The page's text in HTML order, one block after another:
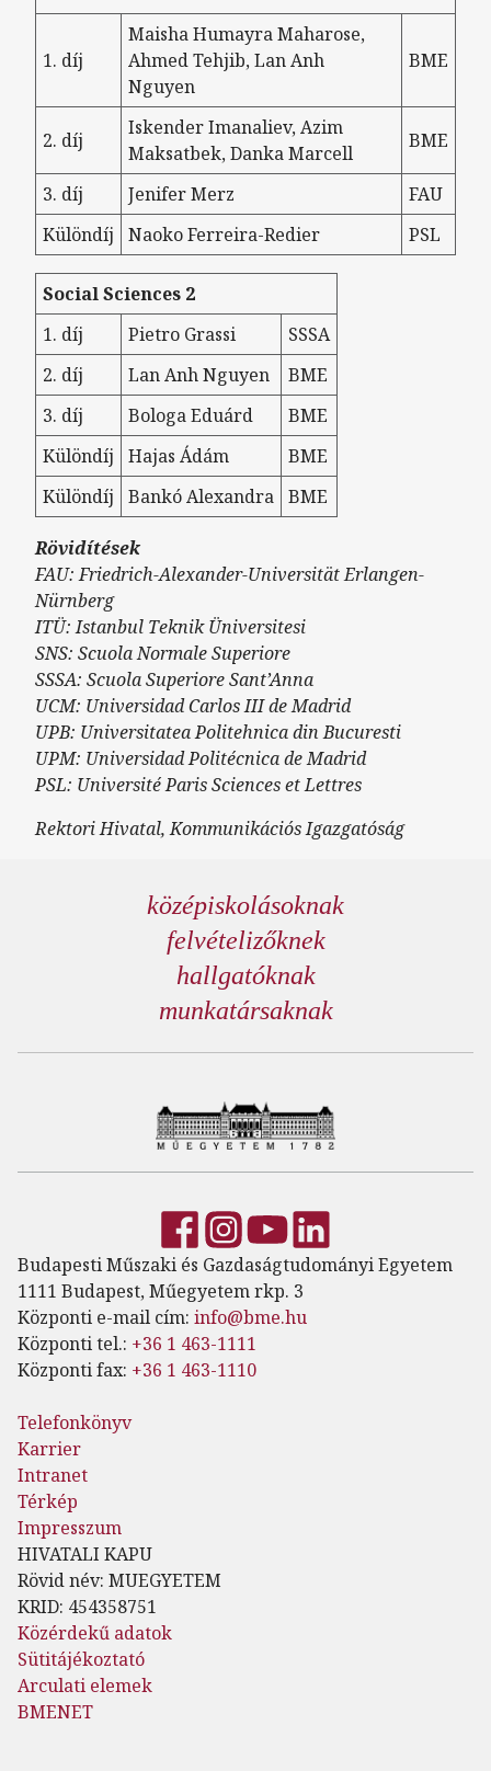
1. díj
Maisha Humayra Maharose,
Ahmed Tehjib, Lan Anh
Nguyen
BME
2. díj
Iskender Imanaliev, Azim
Maksatbek, Danka Marcell
BME
3. díj Jenifer Merz
FAU
Különdíj
Naoko Ferreira-Redier PSL
Social Sciences 2
1. díj
Pietro Grassi
SSSA
2. díj
Lan Anh Nguyen
BME
3. díj
Bologa Eduárd
BME
Különdíj
Hajas Ádám
BME
Különdíj
Bankó Alexandra BME
Rövidítések
FAU: Friedrich-Alexander-Universität Erlangen-
Nürnberg
ITÜ: Istanbul Teknik Üniversitesi
SNS: Scuola Normale Superiore
SSSA: Scuola Superiore Sant’Anna
UCM: Universidad Carlos III de Madrid
UPB: Universitatea Politehnica din Bucuresti
UPM: Universidad Politécnica de Madrid
PSL: Université Paris Sciences et Lettres
Rektori Hivatal, Kommunikációs Igazgatóság
középiskolásoknak
felvételizőknek
hallgatóknak
munkatársaknak
Budapesti Műszaki és Gazdaságtudományi Egyetem
1111 Budapest, Műegyetem rkp. 3
Központi e-mail cím: info@bme.hu
Központi tel.: +36 1 463-1111
Központi fax: +36 1 463-1110
Telefonkönyv
Karrier
Intranet
Térkép
Impresszum
HIVATALI KAPU
Rövid név: MUEGYETEM
KRID: 454358751
Közérdekű adatok
Sütitájékoztató
Arculati elemek
BMENET